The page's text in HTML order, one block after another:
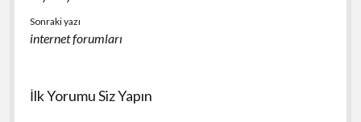
Sonraki yazı
internet forumları
İlk Yorumu Siz Yapın